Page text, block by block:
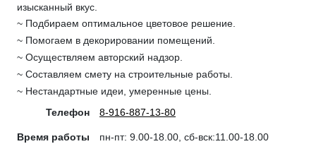
изысканный вкус.
~ Подбираем оптимальное цветовое решение.
~ Помогаем в декорировании помещений.
~ Осуществляем авторский надзор.
~ Составляем смету на строительные работы.
~ Нестандартные идеи, умеренные цены.
Телефон
8-916-887-13-80
Время работы пн-пт: 9.00-18.00, сб-вск:11.00-18.00